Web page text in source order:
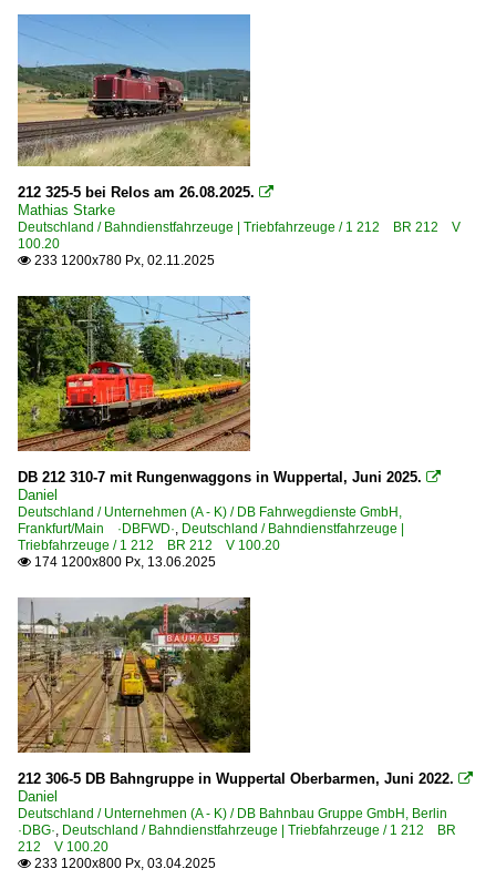
465 Köln – Troisdorf – Neuwied – Niederlahnstein ·rechte
485 Aachen – Mönchengladbach – Düsseldorf –
Strecken | KBS 500-599
580 Halle – Naumburg – Erfurt – Bebra ·Thüringer
590 Halle – Nordhausen – Eichenberg (–Kassel) ·Halle-
672 Pirmasens – Kaiserslautern
Strecken | KBS 700-799
705 Heidelberg – Mosbach-Neckarelz – Bad
Strecken | KBS 800-999
Unternehmen (A - K)
DB Bahnbau Gruppe GmbH, Berlin ·DBG·
DB Fahrwegdienste GmbH, Frankfurt/Main ·DBFWD·
DB Netz Instandhaltung, Frankfurt a. Main ·DBMP·
Eisenbahngesellschaft Potsdam ·EGP·
Joseph Hubert Bauunternemung GmbH & Co.KG ·JH·
Unternehmen (L - Z)
Railflex GmbH, Ratingen ·RF·
Wiebe Gleisbau GmbH, Achim ·HFW·
212 325-5 bei Relos am 26.08.2025. 
Mathias Starke
Deutschland / Bahndienstfahrzeuge | Triebfahrzeuge / 1 212 BR 212 V
100.20
 233 1200x780 Px, 02.11.2025
DB 212 310-7 mit Rungenwaggons in Wuppertal, Juni 2025. 
Daniel
Deutschland / Unternehmen (A - K) / DB Fahrwegdienste GmbH,
Frankfurt/Main ·DBFWD·, Deutschland / Bahndienstfahrzeuge |
Triebfahrzeuge / 1 212 BR 212 V 100.20
 174 1200x800 Px, 13.06.2025
212 306-5 DB Bahngruppe in Wuppertal Oberbarmen, Juni 2022. 
Daniel
Deutschland / Unternehmen (A - K) / DB Bahnbau Gruppe GmbH, Berlin
·DBG·, Deutschland / Bahndienstfahrzeuge | Triebfahrzeuge / 1 212 BR
212 V 100.20
 233 1200x800 Px, 03.04.2025